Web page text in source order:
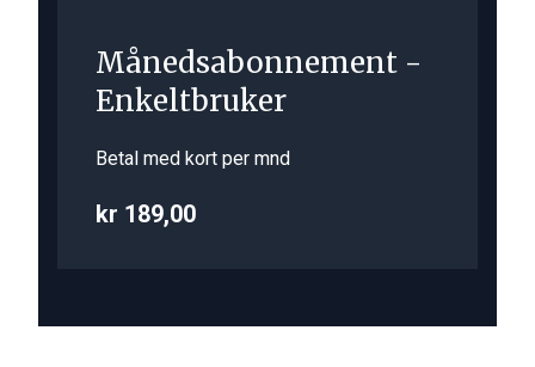
Månedsabonnement -
Enkeltbruker
Betal med kort per mnd
kr 189,00